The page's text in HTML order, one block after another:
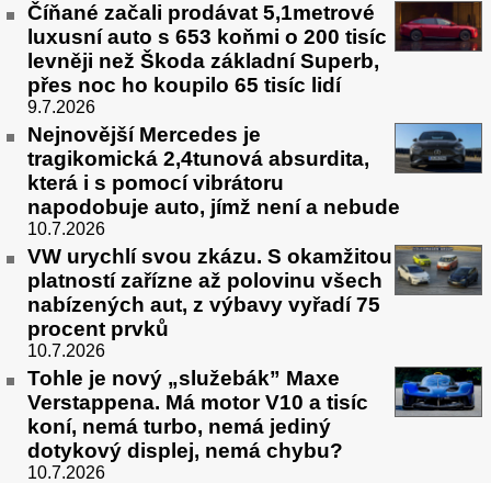
Číňané začali prodávat 5,1metrové
luxusní auto s 653 koňmi o 200 tisíc
levněji než Škoda základní Superb,
přes noc ho koupilo 65 tisíc lidí
9.7.2026
Nejnovější Mercedes je
tragikomická 2,4tunová absurdita,
která i s pomocí vibrátoru
napodobuje auto, jímž není a nebude
10.7.2026
VW urychlí svou zkázu. S okamžitou
platností zařízne až polovinu všech
nabízených aut, z výbavy vyřadí 75
procent prvků
10.7.2026
Tohle je nový „služebák” Maxe
Verstappena. Má motor V10 a tisíc
koní, nemá turbo, nemá jediný
dotykový displej, nemá chybu?
10.7.2026